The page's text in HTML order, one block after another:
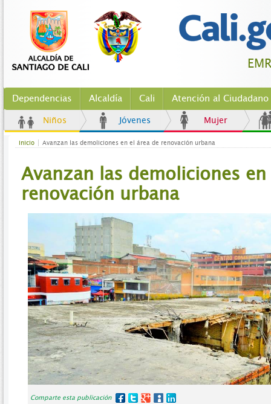
Dependencias Alcaldía Cali Atención al Ciudadano
Niños Jóvenes Mujer
Inicio Avanzan las demoliciones en el área de renovación urbana
Avanzan las demoliciones en
renovación urbana
Comparte esta publicación